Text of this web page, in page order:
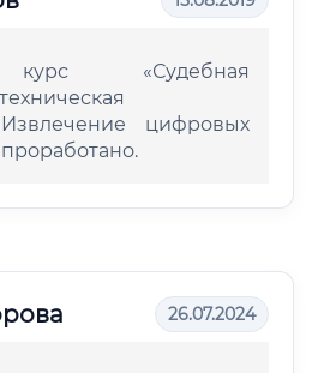
«Судебная
Извлечение цифровых
26.07.2024